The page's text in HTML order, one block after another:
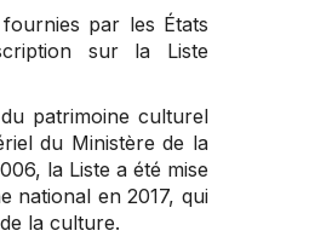
par les États
sur la Liste
patrimoine culturel
du Ministère de la
la Liste a été mise
national en 2017, qui
la culture.